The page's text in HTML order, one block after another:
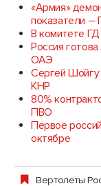
«Армия»
показатели –
В комитете
Россия
ОАЭ
Сергей Шойгу
КНР
80%
ПВО
Первое
октябре
Вертолеты